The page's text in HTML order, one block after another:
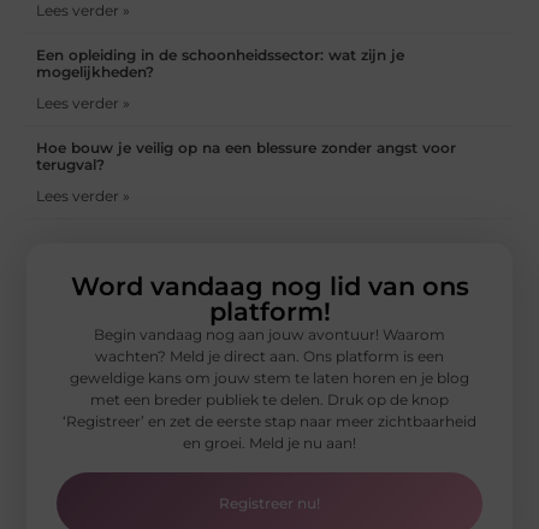
Lees verder »
Een opleiding in de schoonheidssector: wat zijn je
mogelijkheden?
Lees verder »
Hoe bouw je veilig op na een blessure zonder angst voor
terugval?
Lees verder »
Word vandaag nog lid van ons
platform!
Begin vandaag nog aan jouw avontuur! Waarom
wachten? Meld je direct aan. Ons platform is een
geweldige kans om jouw stem te laten horen en je blog
met een breder publiek te delen. Druk op de knop
‘Registreer’ en zet de eerste stap naar meer zichtbaarheid
en groei. Meld je nu aan!
Registreer nu!